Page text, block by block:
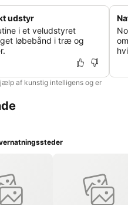
udstyr
i et veludstyret
løbebånd i træ og
af kunstig intelligens og er